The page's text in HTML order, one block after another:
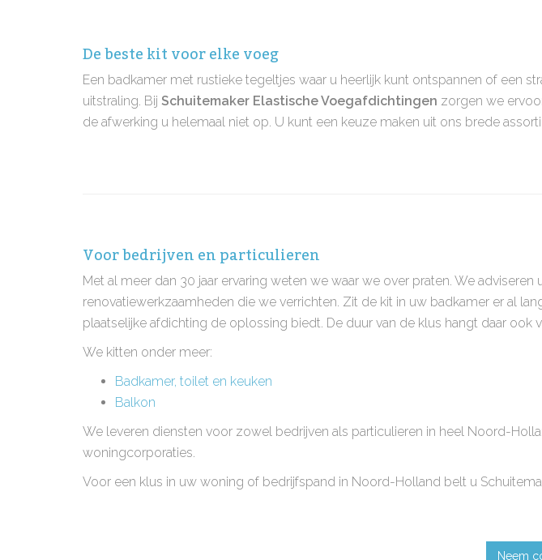
De beste kit voor elke voeg
Een badkamer met rustieke tegeltjes waar u heerlijk kunt ontspannen of een
uitstraling. Bij Schuitemaker Elastische Voegafdichtingen zorgen we
de afwerking u helemaal niet op. U kunt een keuze maken uit ons brede
Voor bedrijven en particulieren
Met al meer dan 30 jaar ervaring weten we waar we over praten. We adviseren
renovatiewerkzaamheden die we verrichten. Zit de kit in uw badkamer er al
plaatselijke afdichting de oplossing biedt. De duur van de klus hangt daar
We kitten onder meer:
Badkamer, toilet en keuken
Balkon
We leveren diensten voor zowel bedrijven als particulieren in heel Noord-
woningcorporaties.
Voor een klus in uw woning of bedrijfspand in Noord-Holland belt u
Neem